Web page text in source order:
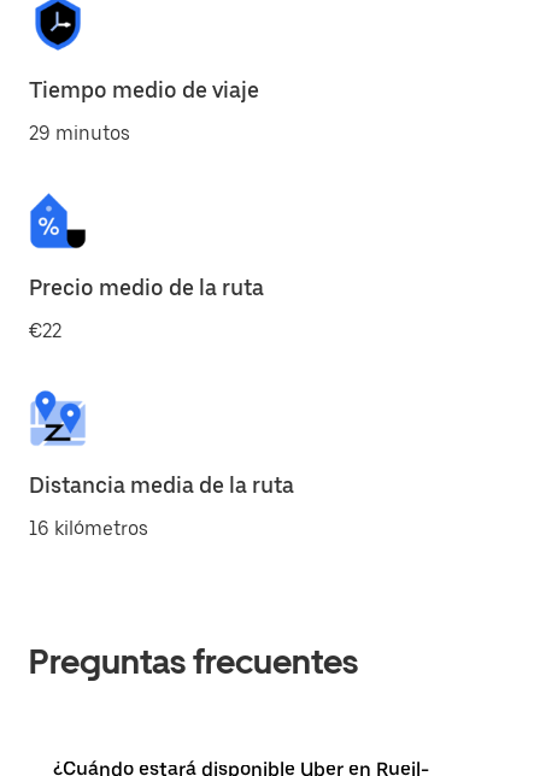
Tiempo medio de viaje
29 minutos
Precio medio de la ruta
€22
Distancia media de la ruta
16 kilómetros
Preguntas frecuentes
¿Cuándo estará disponible Uber en Rueil-